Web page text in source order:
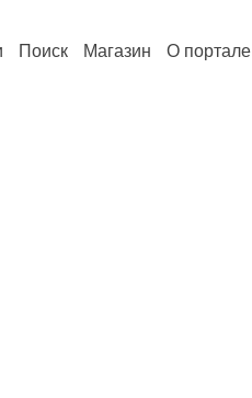
Поиск Магазин О портале